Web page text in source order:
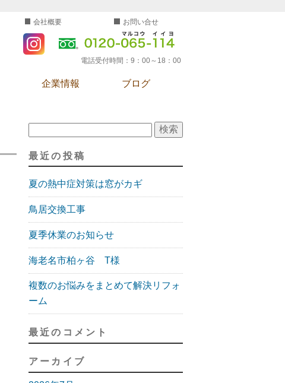
会社概要 お問い合せ
電話受付時間： 9：00～18：00
企業情報 ブログ
最近の投稿
夏の熱中症対策は窓がカギ
鳥居交換工事
夏季休業のお知らせ
海老名市柏ヶ谷 T様
複数のお悩みをまとめて解決リフォ
ーム
最近のコメント
アーカイブ